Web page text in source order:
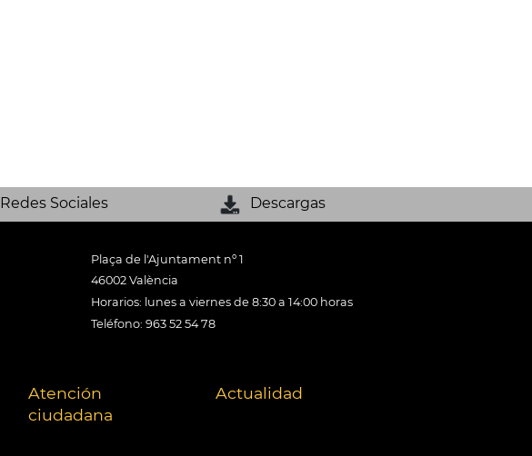
Redes Sociales Descargas
Plaça de l'Ajuntament nº 1
46002 València
Horarios: lunes a viernes de 8:30 a 14:00 horas
Teléfono: 963 52 54 78
Atención
ciudadana
Actualidad